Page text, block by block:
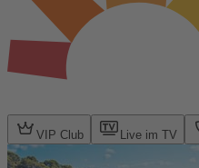
VIP Club Live im TV